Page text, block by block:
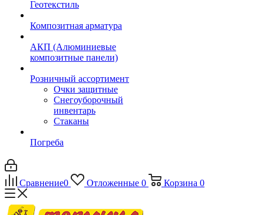
Геотекстиль
Композитная арматура
АКП (Алюминиевые
композитные панели)
Розничный ассортимент
Очки защитные
Снегоуборочный
инвентарь
Стаканы
Погреба
Сравнение0 Отложенные 0 Корзина 0